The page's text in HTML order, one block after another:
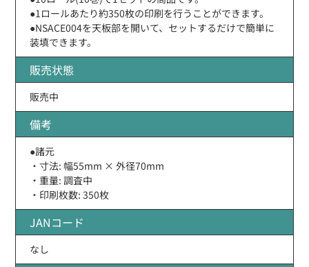
●1ロールあたり約350枚の印刷を行うことができます。
●NSACE004を天板部を開いて、セットするだけで簡単に
装填できます。
販売状態
販売中
備考
●諸元
・寸法: 幅55mm × 外径70mm
・重量: 調査中
・印刷枚数: 350枚
JANコード
なし